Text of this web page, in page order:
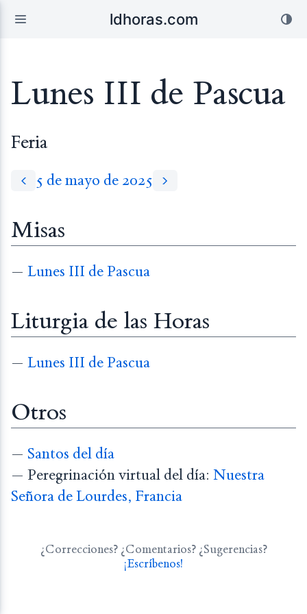
ldhoras.com
Lunes III de Pascua
Feria
5 de mayo de 2025
Misas
— Lunes III de Pascua
Liturgia de las Horas
— Lunes III de Pascua
Otros
— Santos del día
— Peregrinación virtual del día: Nuestra
Señora de Lourdes, Francia
¿Correcciones? ¿Comentarios? ¿Sugerencias?
¡Escríbenos!